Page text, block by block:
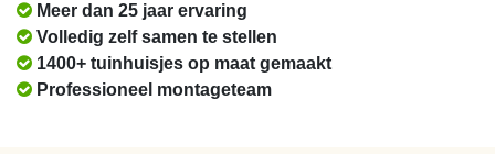
Meer dan 25 jaar ervaring
Volledig zelf samen te stellen
1400+ tuinhuisjes op maat gemaakt
Professioneel montageteam